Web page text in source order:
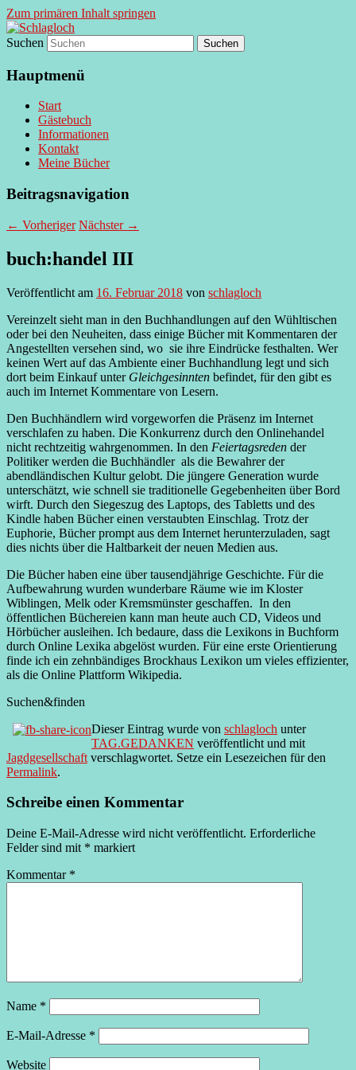
Zum primären Inhalt springen
Schlagloch
supersberger taggedanken
Suchen
Hauptmenü
Start
Gästebuch
Informationen
Kontakt
Meine Bücher
Beitragsnavigation
← Vorheriger Nächster →
buch:handel III
Veröffentlicht am 16. Februar 2018 von schlagloch
Vereinzelt sieht man in den Buchhandlungen auf den Wühltischen
oder bei den Neuheiten, dass einige Bücher mit Kommentaren der
Angestellten versehen sind, wo sie ihre Eindrücke festhalten. Wer
keinen Wert auf das Ambiente einer Buchhandlung legt und sich
dort beim Einkauf unter Gleichgesinnten befindet, für den gibt es
auch im Internet Kommentare von Lesern.
Den Buchhändlern wird vorgeworfen die Präsenz im Internet
verschlafen zu haben. Die Konkurrenz durch den Onlinehandel
nicht rechtzeitig wahrgenommen. In den Feiertagsreden der
Politiker werden die Buchhändler als die Bewahrer der
abendländischen Kultur gelobt. Die jüngere Generation wurde
unterschätzt, wie schnell sie traditionelle Gegebenheiten über Bord
wirft. Durch den Siegeszug des Laptops, des Tabletts und des
Kindle haben Bücher einen verstaubten Einschlag. Trotz der
Euphorie, Bücher prompt aus dem Internet herunterzuladen, sagt
dies nichts über die Haltbarkeit der neuen Medien aus.
Die Bücher haben eine über tausendjährige Geschichte. Für die
Aufbewahrung wurden wunderbare Räume wie im Kloster
Wiblingen, Melk oder Kremsmünster geschaffen. In den
öffentlichen Büchereien kann man heute auch CD, Videos und
Hörbücher ausleihen. Ich bedaure, dass die Lexikons in Buchform
durch Online Lexika abgelöst wurden. Für eine erste Orientierung
finde ich ein zehnbändiges Brockhaus Lexikon um vieles effizienter,
als die Online Plattform Wikipedia.
Suchen&finden
Dieser Eintrag wurde von schlagloch unter
TAG.GEDANKEN veröffentlicht und mit
Jagdgesellschaft verschlagwortet. Setze ein Lesezeichen für den
Permalink.
Schreibe einen Kommentar
Deine E-Mail-Adresse wird nicht veröffentlicht. Erforderliche
Felder sind mit * markiert
Kommentar *
Name *
E-Mail-Adresse *
Website